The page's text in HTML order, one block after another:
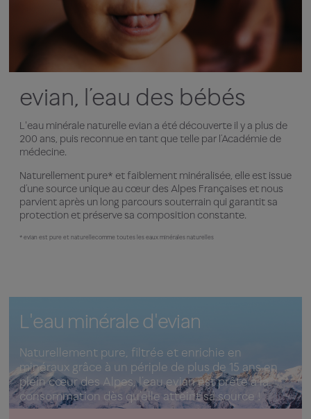
evian, l’eau des bébés
L'eau minérale naturelle evian a été découverte il y a plus de
200 ans, puis reconnue en tant que telle par l’Académie de
médecine.
Naturellement pure* et faiblement minéralisée, elle est issue
d’une source unique au cœur des Alpes Françaises et nous
parvient après un long parcours souterrain qui garantit sa
protection et préserve sa composition constante.
* evian est pure et naturellecomme toutes les eaux minérales naturelles
L'eau minérale d'evian
Naturellement pure, filtrée et enrichie en
minéraux grâce à un périple de plus de 15 ans en
plein cœur des Alpes, l’eau evian est prête à la
consommation dès qu’elle atteint sa source !